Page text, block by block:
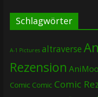
Schlagwörter
A-1 Pictures altraverse
Rezension
Comic Comic Comic